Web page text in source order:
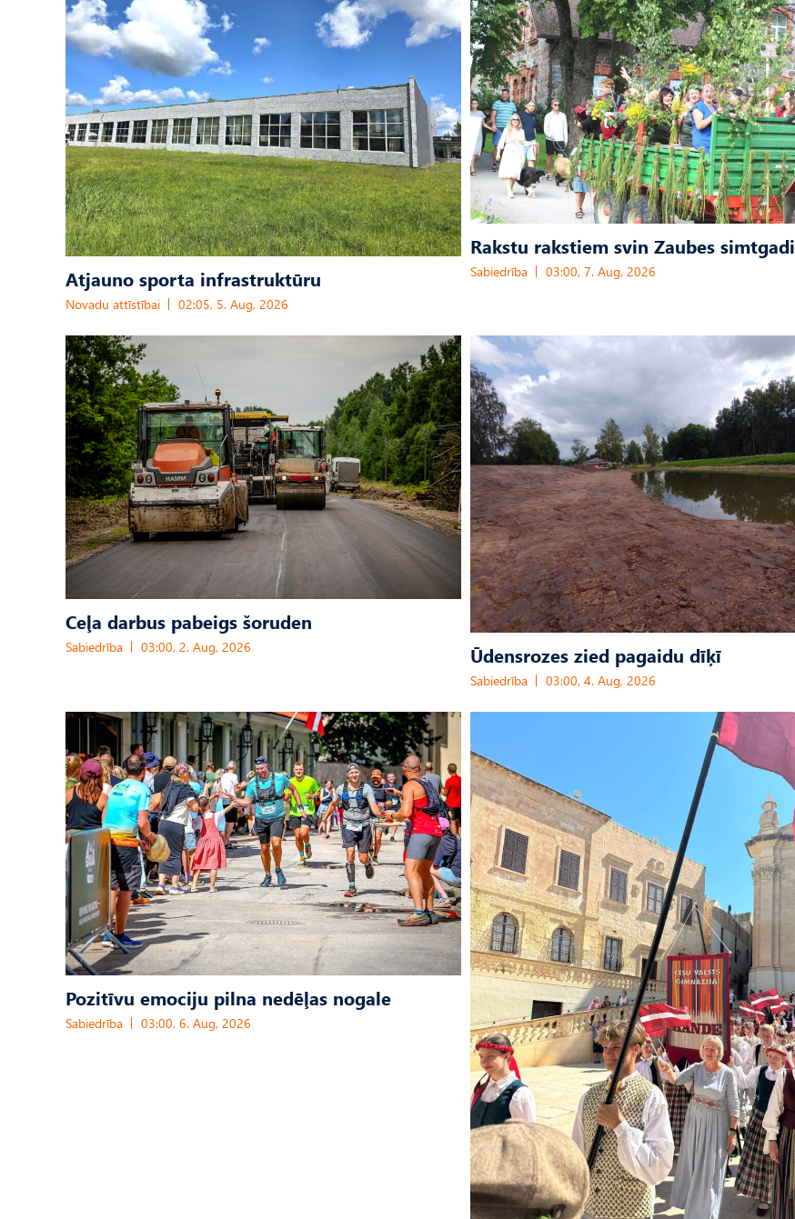
Atjauno sporta infrastruktūru
Novadu attīstībai 02:05, 5. Aug, 2026
Rakstu rakstiem svin Zaubes simtgadi
Sabiedrība 03:00, 7. Aug, 2026
Ceļa darbus pabeigs šoruden
Sabiedrība 03:00, 2. Aug, 2026 Ūdensrozes zied pagaidu dīķī
Sabiedrība 03:00, 4. Aug, 2026
Pozitīvu emociju pilna nedēļas nogale
Sabiedrība 03:00, 6. Aug, 2026